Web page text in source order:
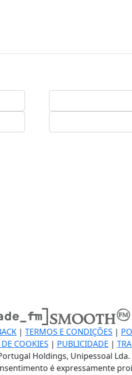
| TERMOS E CONDIÇÕES |
COOKIES | PUBLICIDADE |
Holdings, Unipessoal
é expressamente